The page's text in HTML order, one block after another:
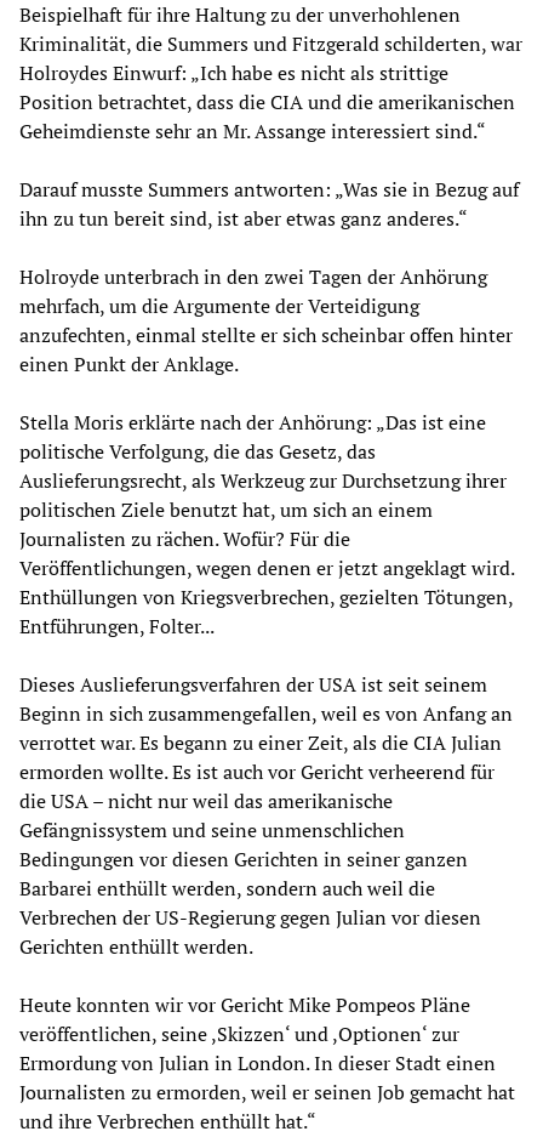
Beispielhaft für ihre Haltung zu der unverhohlenen
Kriminalität, die Summers und Fitzgerald schilderten, war
Holroydes Einwurf: „Ich habe es nicht als strittige
Position betrachtet, dass die CIA und die amerikanischen
Geheimdienste sehr an Mr. Assange interessiert sind.“
Darauf musste Summers antworten: „Was sie in Bezug auf
ihn zu tun bereit sind, ist aber etwas ganz anderes.“
Holroyde unterbrach in den zwei Tagen der Anhörung
mehrfach, um die Argumente der Verteidigung
anzufechten, einmal stellte er sich scheinbar offen hinter
einen Punkt der Anklage.
Stella Moris erklärte nach der Anhörung: „Das ist eine
politische Verfolgung, die das Gesetz, das
Auslieferungsrecht, als Werkzeug zur Durchsetzung ihrer
politischen Ziele benutzt hat, um sich an einem
Journalisten zu rächen. Wofür? Für die
Veröffentlichungen, wegen denen er jetzt angeklagt wird.
Enthüllungen von Kriegsverbrechen, gezielten Tötungen,
Entführungen, Folter...
Dieses Auslieferungsverfahren der USA ist seit seinem
Beginn in sich zusammengefallen, weil es von Anfang an
verrottet war. Es begann zu einer Zeit, als die CIA Julian
ermorden wollte. Es ist auch vor Gericht verheerend für
die USA – nicht nur weil das amerikanische
Gefängnissystem und seine unmenschlichen
Bedingungen vor diesen Gerichten in seiner ganzen
Barbarei enthüllt werden, sondern auch weil die
Verbrechen der US-Regierung gegen Julian vor diesen
Gerichten enthüllt werden.
Heute konnten wir vor Gericht Mike Pompeos Pläne
veröffentlichen, seine ,Skizzen‘ und ,Optionen‘ zur
Ermordung von Julian in London. In dieser Stadt einen
Journalisten zu ermorden, weil er seinen Job gemacht hat
und ihre Verbrechen enthüllt hat.“